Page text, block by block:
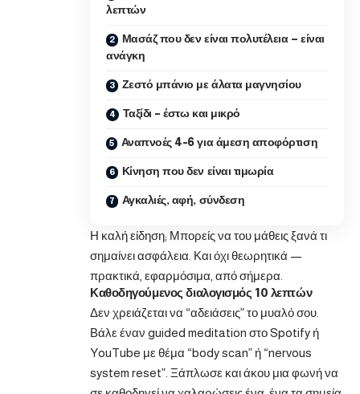
λεπτών
Μασάζ που δεν είναι πολυτέλεια — είναι
ανάγκη
Ζεστό μπάνιο με άλατα μαγνησίου
Ταξίδι – έστω και μικρό
Αναπνοές 4-6 για άμεση αποφόρτιση
Κίνηση που δεν είναι τιμωρία
Αγκαλιές, αφή, σύνδεση
Η καλή είδηση; Μπορείς να του μάθεις ξανά τι
σημαίνει ασφάλεια. Και όχι θεωρητικά —
πρακτικά, εφαρμόσιμα, από σήμερα.
Καθοδηγούμενος διαλογισμός 10 λεπτών
Δεν χρειάζεται να “αδειάσεις” το μυαλό σου.
Βάλε έναν guided meditation στο Spotify ή
YouTube με θέμα “body scan” ή “nervous
system reset”. Ξάπλωσε και άκου μια φωνή να